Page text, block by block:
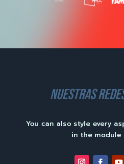
nuestras
You can also style every
in the module